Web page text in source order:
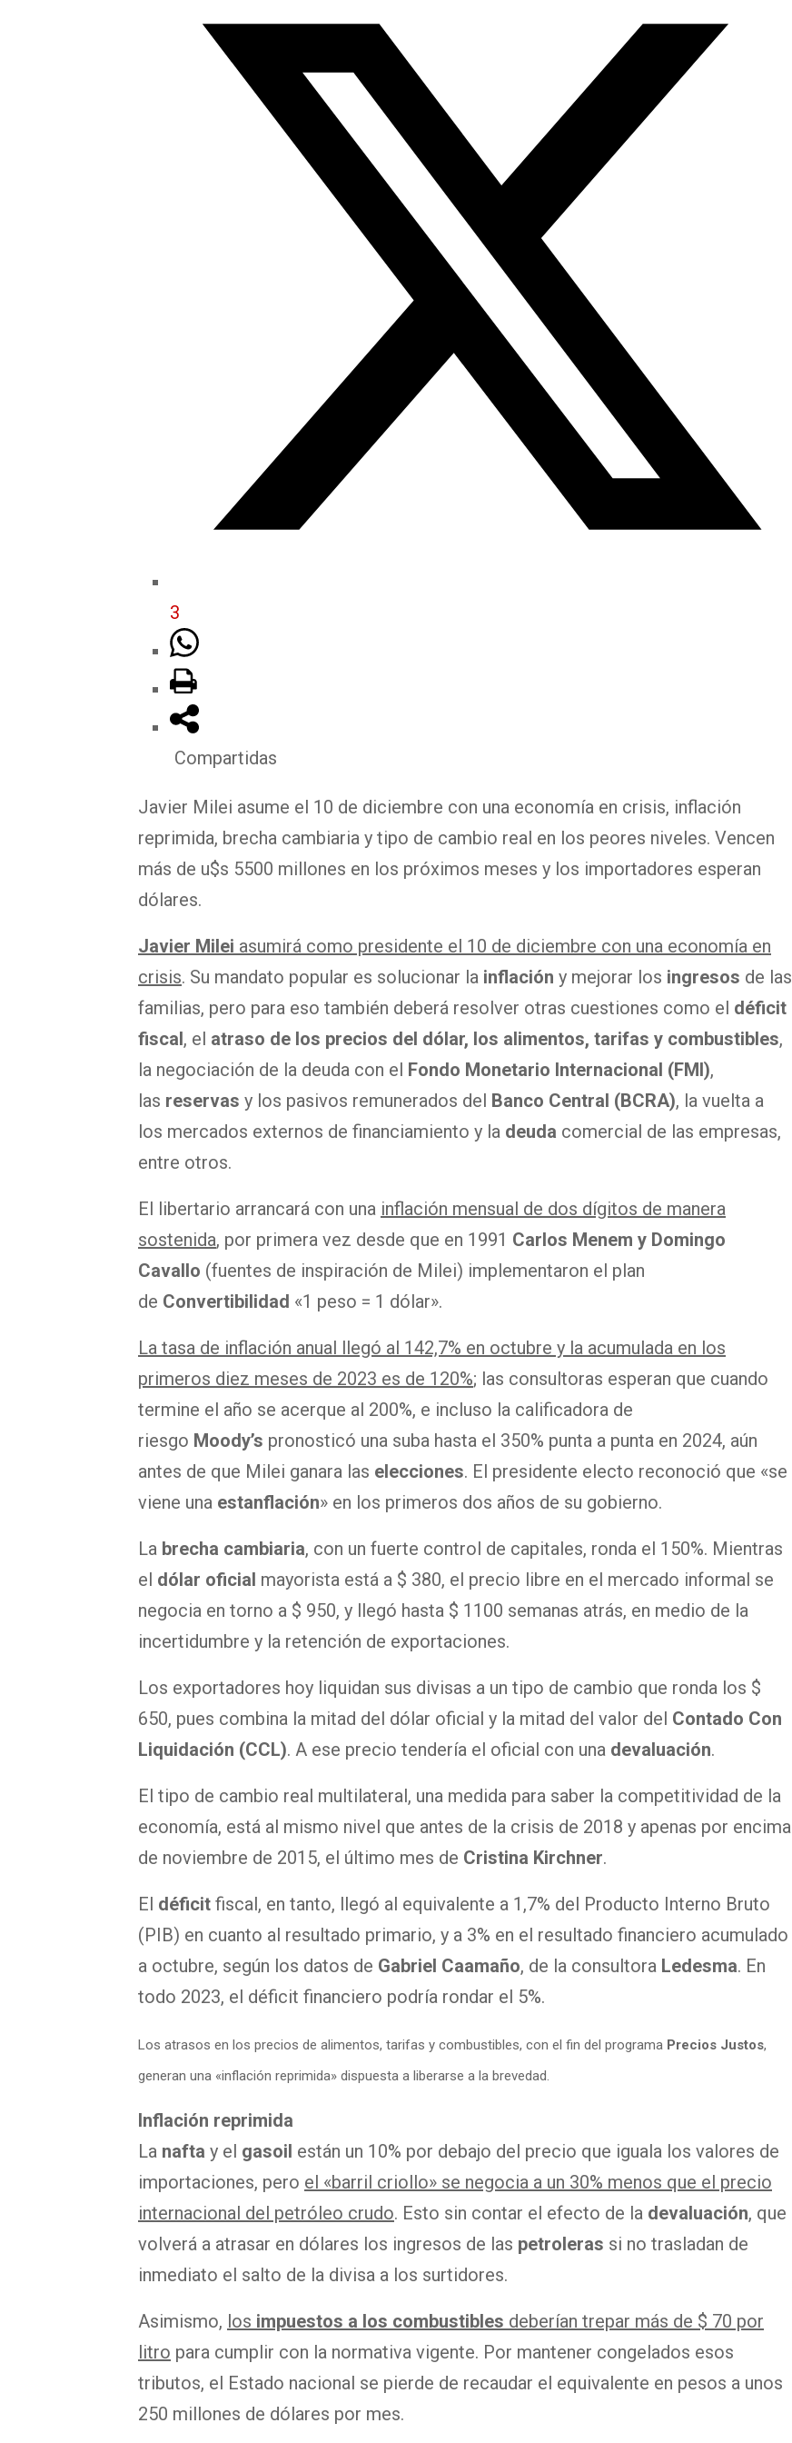
3
Compartidas
Javier Milei asume el 10 de diciembre con una economía en crisis, inflación
reprimida, brecha cambiaria y tipo de cambio real en los peores niveles. Vencen
más de u$s 5500 millones en los próximos meses y los importadores esperan
dólares.
Javier Milei asumirá como presidente el 10 de diciembre con una economía en
crisis. Su mandato popular es solucionar la inflación y mejorar los ingresos de las
familias, pero para eso también deberá resolver otras cuestiones como el déficit
fiscal, el atraso de los precios del dólar, los alimentos, tarifas y combustibles,
la negociación de la deuda con el Fondo Monetario Internacional (FMI),
las reservas y los pasivos remunerados del Banco Central (BCRA), la vuelta a
los mercados externos de financiamiento y la deuda comercial de las empresas,
entre otros.
El libertario arrancará con una inflación mensual de dos dígitos de manera
sostenida, por primera vez desde que en 1991 Carlos Menem y Domingo
Cavallo (fuentes de inspiración de Milei) implementaron el plan
de Convertibilidad «1 peso = 1 dólar».
La tasa de inflación anual llegó al 142,7% en octubre y la acumulada en los
primeros diez meses de 2023 es de 120%; las consultoras esperan que cuando
termine el año se acerque al 200%, e incluso la calificadora de
riesgo Moody’s pronosticó una suba hasta el 350% punta a punta en 2024, aún
antes de que Milei ganara las elecciones. El presidente electo reconoció que «se
viene una estanflación» en los primeros dos años de su gobierno.
La brecha cambiaria, con un fuerte control de capitales, ronda el 150%. Mientras
el dólar oficial mayorista está a $ 380, el precio libre en el mercado informal se
negocia en torno a $ 950, y llegó hasta $ 1100 semanas atrás, en medio de la
incertidumbre y la retención de exportaciones.
Los exportadores hoy liquidan sus divisas a un tipo de cambio que ronda los $
650, pues combina la mitad del dólar oficial y la mitad del valor del Contado Con
Liquidación (CCL). A ese precio tendería el oficial con una devaluación.
El tipo de cambio real multilateral, una medida para saber la competitividad de la
economía, está al mismo nivel que antes de la crisis de 2018 y apenas por encima
de noviembre de 2015, el último mes de Cristina Kirchner.
El déficit fiscal, en tanto, llegó al equivalente a 1,7% del Producto Interno Bruto
(PIB) en cuanto al resultado primario, y a 3% en el resultado financiero acumulado
a octubre, según los datos de Gabriel Caamaño, de la consultora Ledesma. En
todo 2023, el déficit financiero podría rondar el 5%.
Los atrasos en los precios de alimentos, tarifas y combustibles, con el fin del programa Precios Justos,
generan una «inflación reprimida» dispuesta a liberarse a la brevedad.
Inflación reprimida
La nafta y el gasoil están un 10% por debajo del precio que iguala los valores de
importaciones, pero el «barril criollo» se negocia a un 30% menos que el precio
internacional del petróleo crudo. Esto sin contar el efecto de la devaluación, que
volverá a atrasar en dólares los ingresos de las petroleras si no trasladan de
inmediato el salto de la divisa a los surtidores.
Asimismo, los impuestos a los combustibles deberían trepar más de $ 70 por
litro para cumplir con la normativa vigente. Por mantener congelados esos
tributos, el Estado nacional se pierde de recaudar el equivalente en pesos a unos
250 millones de dólares por mes.